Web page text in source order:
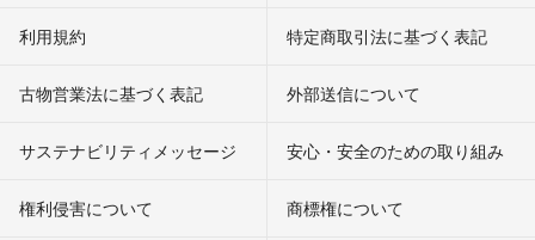
利用規約 特定商取引法に基づく表記
古物営業法に基づく表記 外部送信について
サステナビリティメッセージ 安心・安全のための取り組み
権利侵害について
商標権について